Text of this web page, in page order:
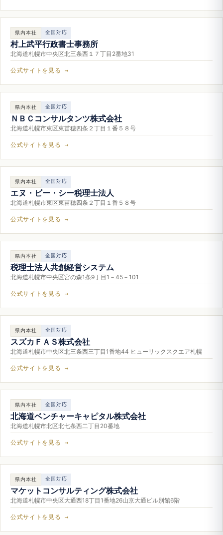
県内本社 全国対応
村上武平行政書士事務所
北海道札幌市中央区北三条西１７丁目2番地31
公式サイトを見る →
県内本社 全国対応
ＮＢＣコンサルタンツ株式会社
北海道札幌市東区東苗穂四条２丁目１番５８号
公式サイトを見る →
県内本社 全国対応
エヌ・ビー・シー税理士法人
北海道札幌市東区東苗穂四条２丁目１番５８号
公式サイトを見る →
県内本社 全国対応
税理士法人共創経営システム
北海道札幌市中央区宮の森1条9丁目1－45－101
公式サイトを見る →
県内本社 全国対応
スズカＦＡＳ株式会社
北海道札幌市中央区北三条西三丁目1番地44 ヒューリックスクエア札幌
公式サイトを見る →
県内本社 全国対応
北海道ベンチャーキャピタル株式会社
北海道札幌市北区北七条西二丁目20番地
公式サイトを見る →
県内本社 全国対応
マケットコンサルティング株式会社
北海道札幌市中央区大通西18丁目1番地26山京大通ビル別館6階
公式サイトを見る →